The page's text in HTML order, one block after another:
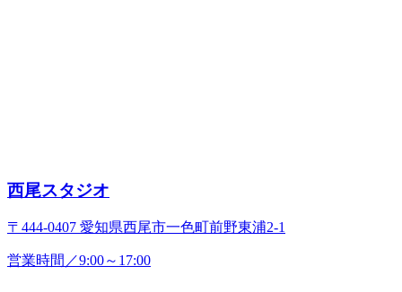
西尾スタジオ
〒444-0407 愛知県西尾市一色町前野東浦2-1
営業時間／9:00～17:00